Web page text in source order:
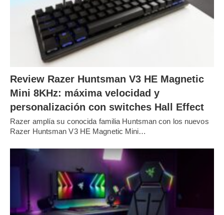
Review Razer Huntsman V3 HE Magnetic
Mini 8KHz: máxima velocidad y
personalización con switches Hall Effect
Razer amplía su conocida familia Huntsman con los nuevos
Razer Huntsman V3 HE Magnetic Mini…